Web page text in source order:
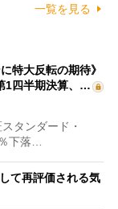
一覧を見る
特大反転の期待》
1四半期決算、…
タンダード・
下落…
て再評価される気